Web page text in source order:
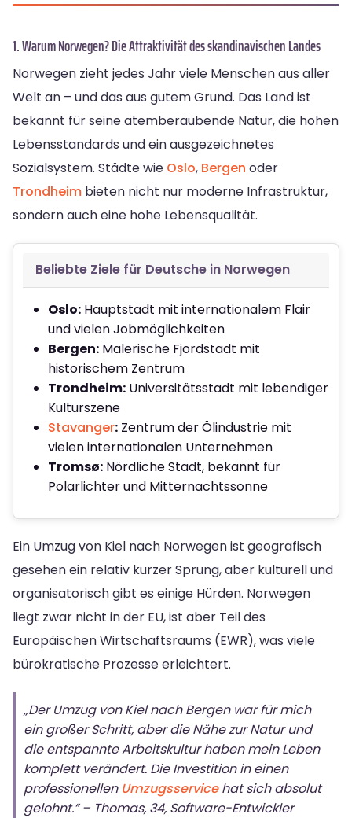
1. Warum Norwegen? Die Attraktivität des skandinavischen Landes
Norwegen zieht jedes Jahr viele Menschen aus aller
Welt an – und das aus gutem Grund. Das Land ist
bekannt für seine atemberaubende Natur, die hohen
Lebensstandards und ein ausgezeichnetes
Sozialsystem. Städte wie Oslo, Bergen oder
Trondheim bieten nicht nur moderne Infrastruktur,
sondern auch eine hohe Lebensqualität.
Beliebte Ziele für Deutsche in Norwegen
Oslo: Hauptstadt mit internationalem Flair
und vielen Jobmöglichkeiten
Bergen: Malerische Fjordstadt mit
historischem Zentrum
Trondheim: Universitätsstadt mit lebendiger
Kulturszene
Stavanger: Zentrum der Ölindustrie mit
vielen internationalen Unternehmen
Tromsø: Nördliche Stadt, bekannt für
Polarlichter und Mitternachtssonne
Ein Umzug von Kiel nach Norwegen ist geografisch
gesehen ein relativ kurzer Sprung, aber kulturell und
organisatorisch gibt es einige Hürden. Norwegen
liegt zwar nicht in der EU, ist aber Teil des
Europäischen Wirtschaftsraums (EWR), was viele
bürokratische Prozesse erleichtert.
„Der Umzug von Kiel nach Bergen war für mich
ein großer Schritt, aber die Nähe zur Natur und
die entspannte Arbeitskultur haben mein Leben
komplett verändert. Die Investition in einen
professionellen Umzugsservicehat sich absolut
gelohnt.“ – Thomas, 34, Software-Entwickler